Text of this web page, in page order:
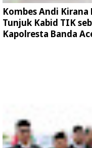
Kombes Andi Kirana
Tunjuk Kabid TIK
Kapolresta Banda